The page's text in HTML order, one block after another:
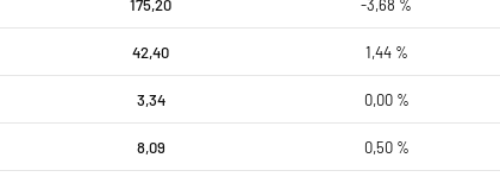
175,20 -3,68 %
42,40 1,44 %
3,34 0,00 %
8,09 0,50 %